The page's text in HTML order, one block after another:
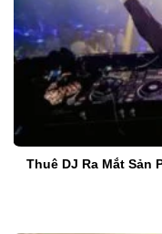
Thuê DJ Ra Mắt Sản